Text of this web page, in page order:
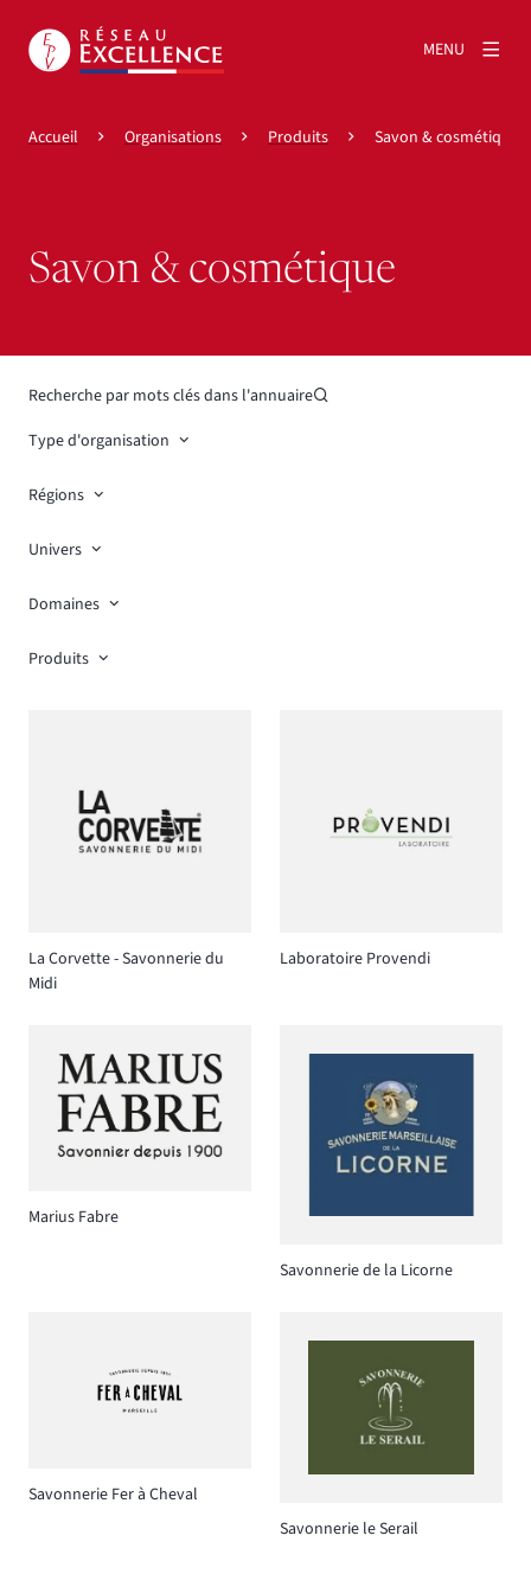
MENU
Accueil Organisations Produits Savon & cosmétique
Savon & cosmétique
Recherche par mots clés dans l'annuaire
Type d'organisation
Régions
Univers
Domaines
Produits
La Corvette - Savonnerie du
Midi
Laboratoire Provendi
Marius Fabre
Savonnerie de la Licorne
Savonnerie Fer à Cheval
Savonnerie le Serail